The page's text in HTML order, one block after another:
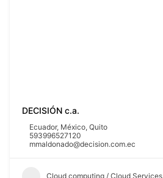
DECISIÓN c.a.
Ecuador, México, Quito
593996527120
mmaldonado@decision.com.ec
Cloud computing / Cloud Services